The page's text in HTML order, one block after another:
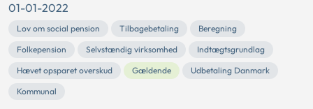
01-01-2022
Lov om social pension Tilbagebetaling
Beregning
Folkepension
Selvstændig virksomhed
Indtægtsgrundlag
Hævet opsparet overskud
Gældende
Udbetaling Danmark
Kommunal